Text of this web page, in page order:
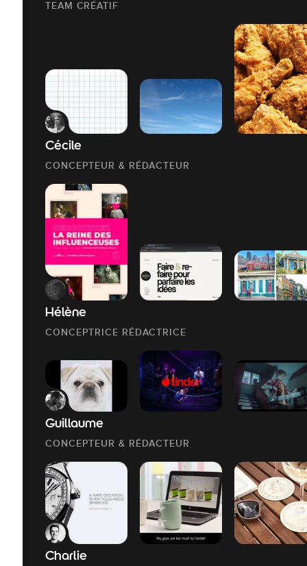
TEAM CRÉATIF
Cécile
CONCEPTEUR & RÉDACTEUR
Hélène
CONCEPTRICE RÉDACTRICE
Guillaume
CONCEPTEUR & RÉDACTEUR
Charlie